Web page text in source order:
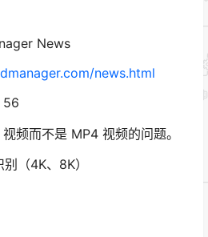
News
news.html
56
频而不是 MP4 视频的问题。
（4K、8K）